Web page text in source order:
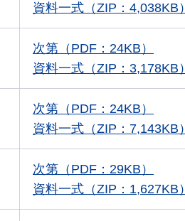
資料一式（ZIP：4,038KB）
次第（PDF：24KB）
資料一式（ZIP：3,178KB）
次第（PDF：24KB）
資料一式（ZIP：7,143KB）
次第（PDF：29KB）
資料一式（ZIP：1,627KB）